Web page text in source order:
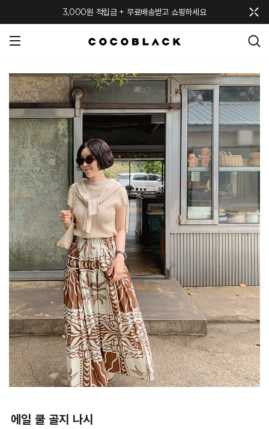
3,000원 적립금 + 무료배송받고 쇼핑하세요
에일 쿨 골지 나시